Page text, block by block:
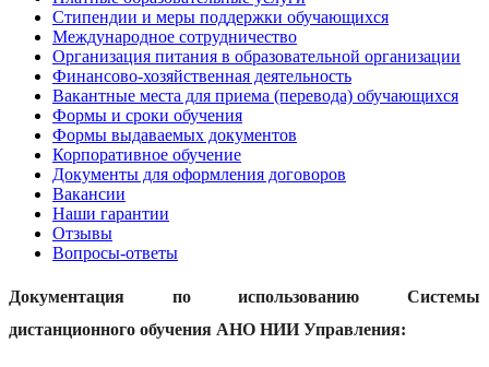
Стипендии и меры поддержки обучающихся
Международное сотрудничество
Организация питания в образовательной организации
Финансово-хозяйственная деятельность
Вакантные места для приема (перевода) обучающихся
Формы и сроки обучения
Формы выдаваемых документов
Корпоративное обучение
Документы для оформления договоров
Вакансии
Наши гарантии
Отзывы
Вопросы-ответы
Документация по использованию Системы
дистанционного обучения АНО НИИ Управления: